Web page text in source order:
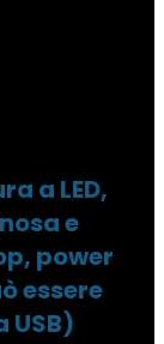
a LED,
e
power
essere